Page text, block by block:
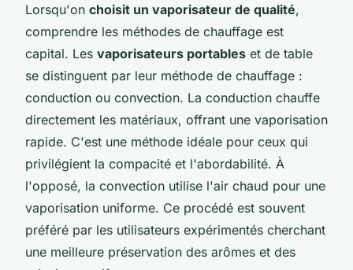
Lorsqu'on choisit un vaporisateur de qualité,
comprendre les méthodes de chauffage est
capital. Les vaporisateurs portables et de table
se distinguent par leur méthode de chauffage :
conduction ou convection. La conduction chauffe
directement les matériaux, offrant une vaporisation
rapide. C'est une méthode idéale pour ceux qui
privilégient la compacité et l'abordabilité. À
l'opposé, la convection utilise l'air chaud pour une
vaporisation uniforme. Ce procédé est souvent
préféré par les utilisateurs expérimentés cherchant
une meilleure préservation des arômes et des